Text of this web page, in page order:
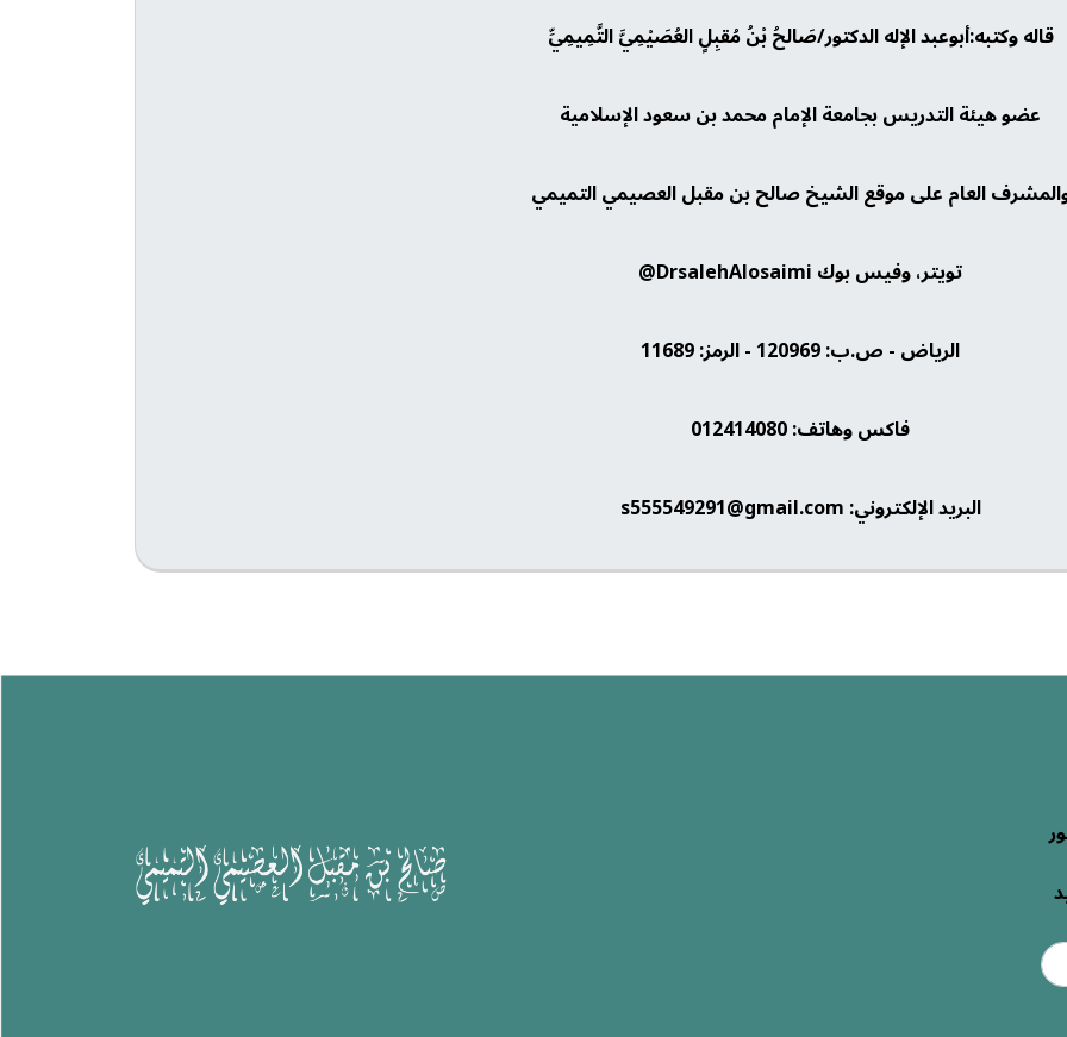
قاله وكتبه:أبوعبد الإله الدكتور/صَالحُ بْنُ مُقبِلٍ العُصَيْمِيَّ التَّمِيمِيِّ
عضو هيئة التدريس بجامعة الإمام محمد بن سعود الإسلامية
العام على موقع الشيخ صالح بن مقبل العصيمي التميمي
تويتر، وفيس بوك DrsalehAlosaimi@
الرياض - ص.ب: 120969 - الرمز: 11689
فاكس وهاتف: 012414080
البريد الإلكتروني: s555549291@gmail.com